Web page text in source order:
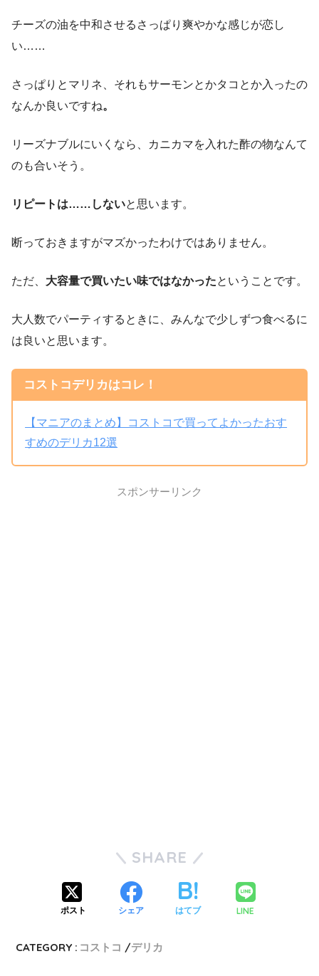
チーズの油を中和させるさっぱり爽やかな感じが恋し
い……
さっぱりとマリネ、それもサーモンとかタコとか入ったの
なんか良いですね。
リーズナブルにいくなら、カニカマを入れた酢の物なんて
のも合いそう。
リピートは……しないと思います。
断っておきますがマズかったわけではありません。
ただ、 大容量で買いたい味ではなかったということです。
大人数でパーティするときに、みんなで少しずつ食べるに
は良いと思います。
コストコデリカはコレ！
【マニアのまとめ】コストコで買ってよかったおす
すめのデリカ12選
スポンサーリンク
SHARE
ポスト シェア はてブ LINE
CATEGORY : コストコ デリカ